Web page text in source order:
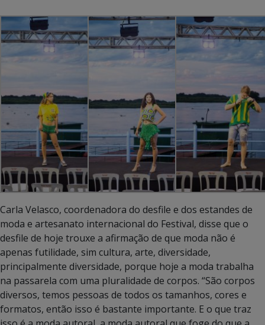
Carla Velasco, coordenadora do desfile e dos estandes de
moda e artesanato internacional do Festival, disse que o
desfile de hoje trouxe a afirmação de que moda não é
apenas futilidade, sim cultura, arte, diversidade,
principalmente diversidade, porque hoje a moda trabalha
na passarela com uma pluralidade de corpos. “São corpos
diversos, temos pessoas de todos os tamanhos, cores e
formatos, então isso é bastante importante. E o que traz